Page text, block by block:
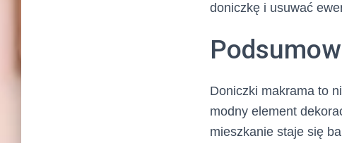
doniczkę i usuwać
Doniczki makrama to
modny element
mieszkanie staje się